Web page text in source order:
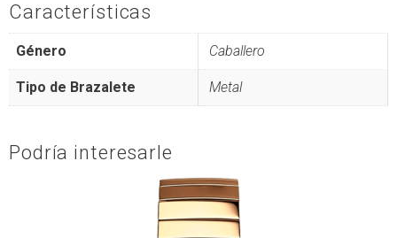
Características
Género Caballero
Tipo de Brazalete Metal
Podría interesarle